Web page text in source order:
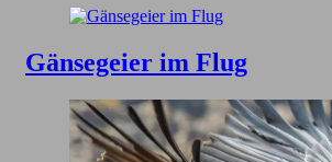
Gänsegeier im Flug